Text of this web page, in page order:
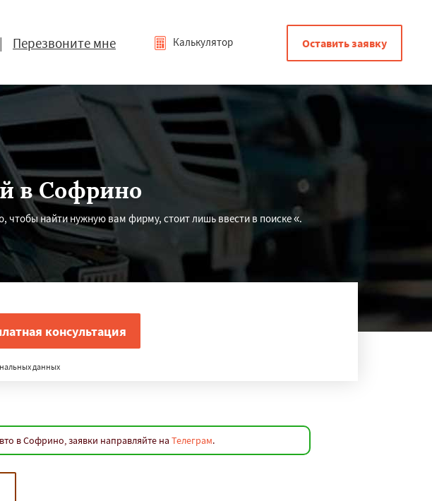
| Перезвоните мне Калькулятор Оставить заявку
в Софрино
найти нужную вам фирму, стоит лишь ввести в поиске «.
данных
в Софрино, заявки направляйте на Телеграм.